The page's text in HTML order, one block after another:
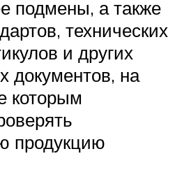
подмены, а также
технических
и других
документов, на
которым
продукцию